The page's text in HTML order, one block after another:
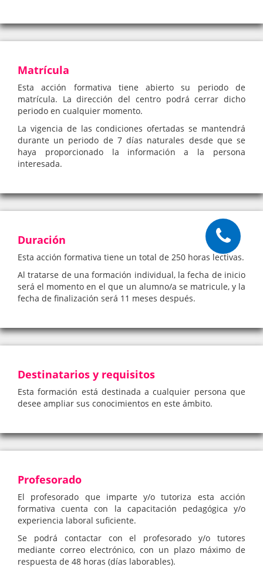
Matrícula
Esta acción formativa tiene abierto su periodo de
matrícula. La dirección del centro podrá cerrar dicho
periodo en cualquier momento.
La vigencia de las condiciones ofertadas se mantendrá
durante un periodo de 7 días naturales desde que se
haya proporcionado la información a la persona
interesada.
Duración
Esta acción formativa tiene un total de 250 horas lectivas.
Al tratarse de una formación individual, la fecha de inicio
será el momento en el que un alumno/a se matricule, y la
fecha de finalización será 11 meses después.
Destinatarios y requisitos
Esta formación está destinada a cualquier persona que
desee ampliar sus conocimientos en este ámbito.
Profesorado
El profesorado que imparte y/o tutoriza esta acción
formativa cuenta con la capacitación pedagógica y/o
experiencia laboral suficiente.
Se podrá contactar con el profesorado y/o tutores
mediante correo electrónico, con un plazo máximo de
respuesta de 48 horas (días laborables).